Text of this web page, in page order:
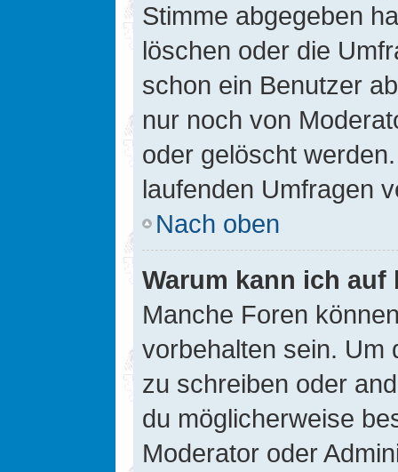
Stimme abgegeben
löschen oder die
schon ein Benutzer
nur noch von
oder gelöscht
laufenden Umfragen
Nach oben
Warum kann ich
Manche Foren
vorbehalten sein. Um
zu schreiben oder
du möglicherweise
Moderator oder